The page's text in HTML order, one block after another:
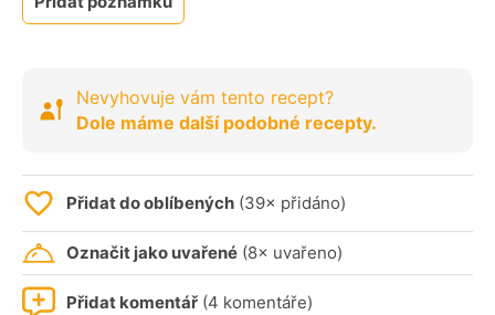
Nevyhovuje vám tento recept?
Dole máme další podobné recepty.
Přidat do oblíbených (39× přidáno)
Označit jako uvařené (8× uvařeno)
Přidat komentář (4 komentáře)